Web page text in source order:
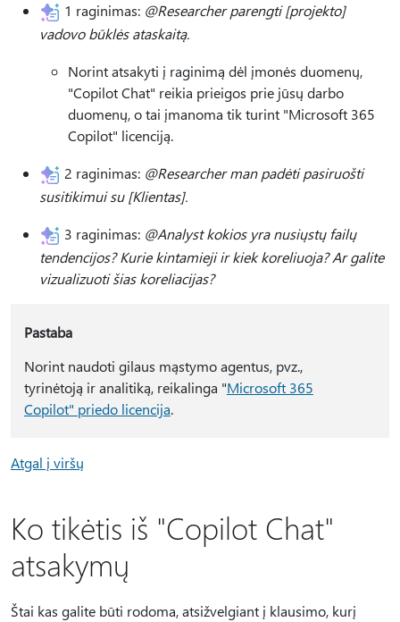
1 raginimas: @Researcher parengti [projekto]
vadovo būklės ataskaitą.
Norint atsakyti į raginimą dėl įmonės duomenų,
"Copilot Chat" reikia prieigos prie jūsų darbo
duomenų, o tai įmanoma tik turint "Microsoft 365
Copilot" licenciją.
2 raginimas: @Researcher man padėti pasiruošti
susitikimui su [Klientas].
3 raginimas: @Analyst kokios yra nusiųstų failų
tendencijos? Kurie kintamieji ir kiek koreliuoja? Ar galite
vizualizuoti šias koreliacijas?
Pastaba
Norint naudoti gilaus mąstymo agentus, pvz.,
tyrinėtoją ir analitiką, reikalinga "Microsoft 365
Copilot" priedo licencija.
Atgal į viršų
Ko tikėtis iš "Copilot Chat"
atsakymų
Štai kas galite būti rodoma, atsižvelgiant į klausimo, kurį